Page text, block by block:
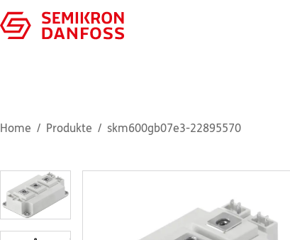
Home Produkte skm600gb07e3-22895570